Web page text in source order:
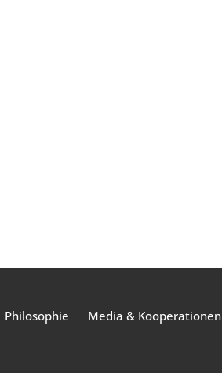
Philosophie Media & Kooperationen